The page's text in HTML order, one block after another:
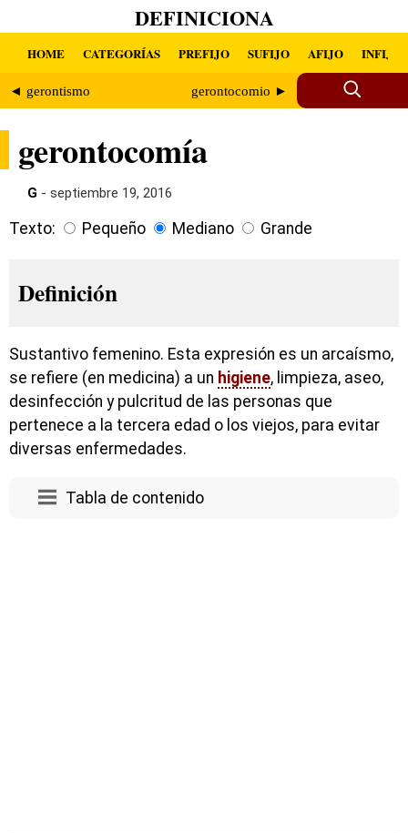
DEFINICIONA
HOME CATEGORÍAS PREFIJO SUFIJO AFIJO INFIJO
◄ gerontismo gerontocomio ►
gerontocomía
G - septiembre 19, 2016
Texto: Pequeño Mediano Grande
Definición
Sustantivo femenino. Esta expresión es un arcaísmo,
se refiere (en medicina) a un higiene, limpieza, aseo,
desinfección y pulcritud de las personas que
pertenece a la tercera edad o los viejos, para evitar
diversas enfermedades.
Tabla de contenido